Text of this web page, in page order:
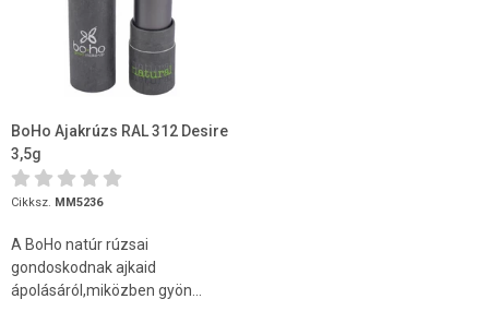
BoHo Ajakrúzs RAL 312 Desire
3,5g
Cikksz. MM5236
A BoHo natúr rúzsai
gondoskodnak ajkaid
ápolásáról,miközben gyön...